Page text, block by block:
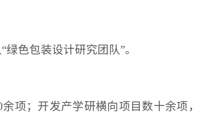
色包装设计研究团队”。
项；开发产学研横向项目数十余项